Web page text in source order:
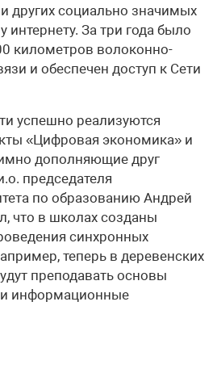
других социально значимых
интернету. За три года было
километров волоконно-
и обеспечен доступ к Сети
успешно реализуются
«Цифровая экономика» и
дополняющие друг
председателя
по образованию Андрей
что в школах созданы
синхронных
теперь в деревенских
преподавать основы
информационные